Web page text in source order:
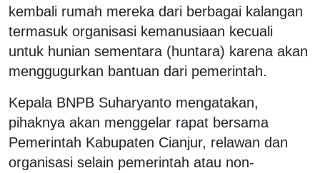
kembali rumah mereka dari berbagai kalangan
termasuk organisasi kemanusiaan kecuali
untuk hunian sementara (huntara) karena akan
menggugurkan bantuan dari pemerintah.
Kepala BNPB Suharyanto mengatakan,
pihaknya akan menggelar rapat bersama
Pemerintah Kabupaten Cianjur, relawan dan
organisasi selain pemerintah atau non-